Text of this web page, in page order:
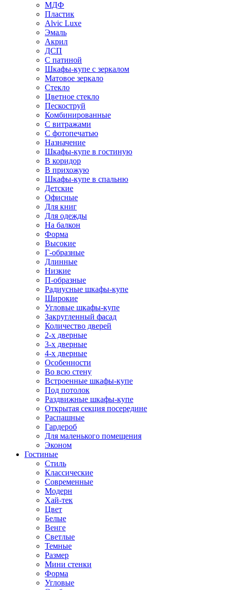
МДФ
Пластик
Alvic Luxe
Эмаль
Акрил
ДСП
С патиной
Шкафы-купе с зеркалом
Матовое зеркало
Стекло
Цветное стекло
Пескоструй
Комбинированные
С витражами
С фотопечатью
Назначение
Шкафы-купе в гостиную
В коридор
В прихожую
Шкафы-купе в спальню
Детские
Офисные
Для книг
Для одежды
На балкон
Форма
Высокие
Г-образные
Длинные
Низкие
П-образные
Радиусные шкафы-купе
Широкие
Угловые шкафы-купе
Закругленный фасад
Количество дверей
2-х дверные
3-х дверные
4-х дверные
Особенности
Во всю стену
Встроенные шкафы-купе
Под потолок
Раздвижные шкафы-купе
Открытая секция посередине
Распашные
Гардероб
Для маленького помещения
Эконом
Гостиные
Стиль
Классические
Современные
Модерн
Хай-тек
Цвет
Белые
Венге
Светлые
Темные
Размер
Мини стенки
Форма
Угловые